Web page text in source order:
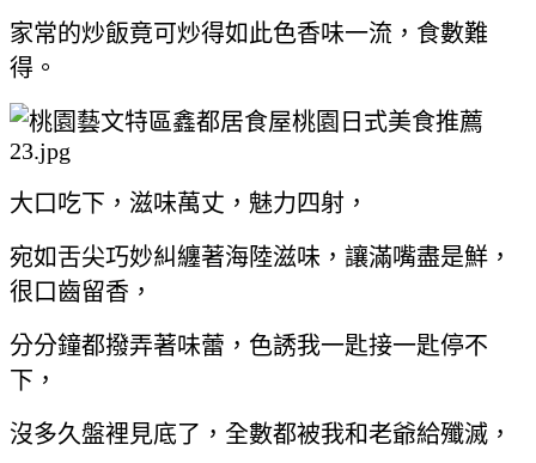
家常的炒飯竟可炒得如此色香味一流，食數難
得。
大口吃下，滋味萬丈，魅力四射，
宛如舌尖巧妙糾纏著海陸滋味，讓滿嘴盡是鮮，
很口齒留香，
分分鐘都撥弄著味蕾，色誘我一匙接一匙停不
下，
沒多久盤裡見底了，全數都被我和老爺給殲滅，